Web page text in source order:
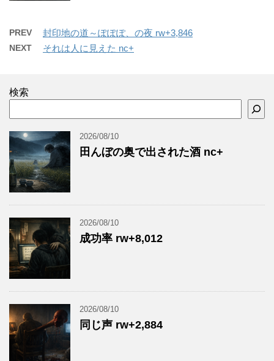
PREV 封印地の道～ぽぽぽ、の夜 rw+3,846
NEXT それは人に見えた nc+
検索
2026/08/10
田んぼの奥で出された酒 nc+
2026/08/10
成功率 rw+8,012
2026/08/10
同じ声 rw+2,884